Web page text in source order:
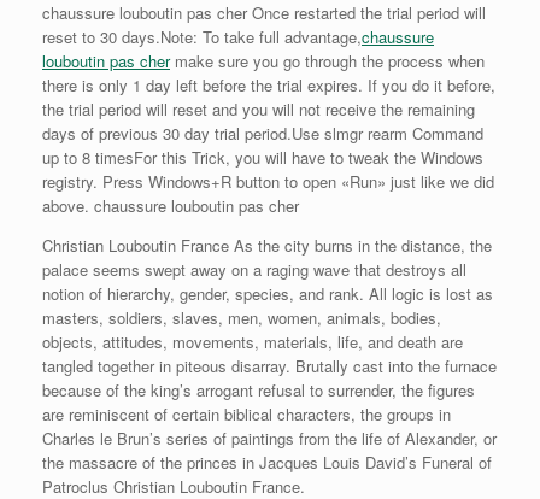
chaussure louboutin pas cher Once restarted the trial period will
reset to 30 days.Note: To take full advantage,chaussure
louboutin pas chermake sure you go through the process when
there is only 1 day left before the trial expires. If you do it before,
the trial period will reset and you will not receive the remaining
days of previous 30 day trial period.Use slmgr rearm Command
up to 8 timesFor this Trick, you will have to tweak the Windows
registry. Press Windows+R button to open «Run» just like we did
above. chaussure louboutin pas cher
Christian Louboutin France As the city burns in the distance, the
palace seems swept away on a raging wave that destroys all
notion of hierarchy, gender, species, and rank. All logic is lost as
masters, soldiers, slaves, men, women, animals, bodies,
objects, attitudes, movements, materials, life, and death are
tangled together in piteous disarray. Brutally cast into the furnace
because of the king’s arrogant refusal to surrender, the figures
are reminiscent of certain biblical characters, the groups in
Charles le Brun’s series of paintings from the life of Alexander, or
the massacre of the princes in Jacques Louis David’s Funeral of
Patroclus Christian Louboutin France.